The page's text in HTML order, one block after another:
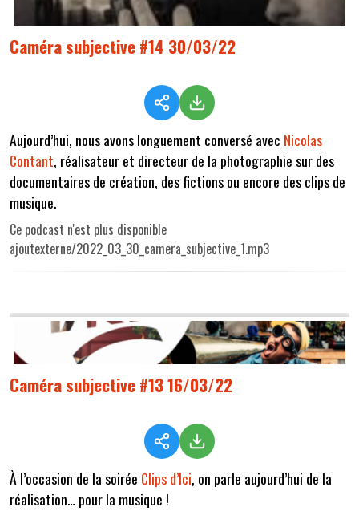
Caméra subjective #14 30/03/22
Aujourd’hui, nous avons longuement conversé avec Nicolas
Contant, réalisateur et directeur de la photographie sur des
documentaires de création, des fictions ou encore des clips de
musique.
Ce podcast n'est plus disponible
ajoutexterne/2022_03_30_camera_subjective_1.mp3
Caméra subjective #13 16/03/22
À l’occasion de la soirée Clips d’Ici, on parle aujourd’hui de la
réalisation… pour la musique !